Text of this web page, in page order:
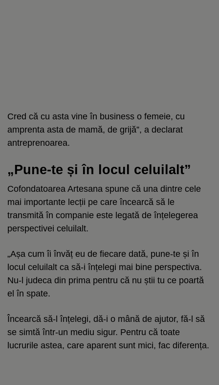
Cred că cu asta vine în business o femeie, cu
amprenta asta de mamă, de grijă”, a declarat
antreprenoarea.
„Pune-te și în locul celuilalt”
Cofondatoarea Artesana spune că una dintre cele
mai importante lecții pe care încearcă să le
transmită în companie este legată de înțelegerea
perspectivei celuilalt.
„Așa cum îi învăț eu de fiecare dată, pune-te și în
locul celuilalt ca să-i înțelegi mai bine perspectiva.
Nu-l judeca din prima pentru că nu știi tu ce poartă
el în spate.
Încearcă să-l înțelegi, dă-i o mână de ajutor, fă-l să
se simtă într-un mediu sigur. Pentru că toate
lucrurile astea, care aparent sunt mici, fac diferența.